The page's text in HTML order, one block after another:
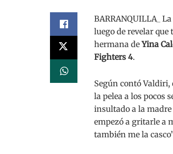
BARRANQUILLA_
luego de revelar
hermana deYina
Fighters 4.
Según contó Valdiri,
la pelea a los pocos
insultado a la madre
empezó a gritarle a
también me la